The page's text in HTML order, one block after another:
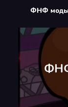
ФНФ